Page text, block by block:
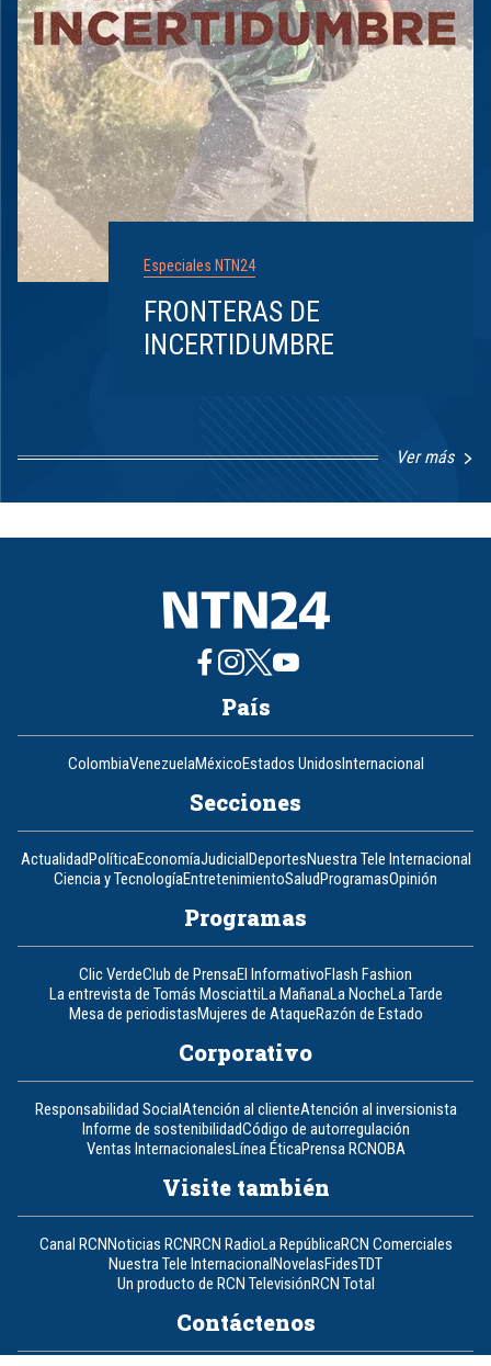
Especiales NTN24
FRONTERAS DE
INCERTIDUMBRE
Ver más
1
8
País
ColombiaVenezuelaMéxicoEstados UnidosInternacional
Secciones
ActualidadPolíticaEconomíaJudicialDeportesNuestra Tele Internacional
Ciencia y TecnologíaEntretenimientoSaludProgramasOpinión
Programas
Clic VerdeClub de PrensaEl InformativoFlash Fashion
La entrevista de Tomás MosciattiLa MañanaLa NocheLa Tarde
Mesa de periodistasMujeres de AtaqueRazón de Estado
Corporativo
Responsabilidad SocialAtención al clienteAtención al inversionista
Informe de sostenibilidadCódigo de autorregulación
Ventas InternacionalesLínea ÉticaPrensa RCNOBA
Visite también
Canal RCNNoticias RCNRCN RadioLa RepúblicaRCN Comerciales
Nuestra Tele InternacionalNovelasFidesTDT
Un producto de RCN TelevisiónRCN Total
Contáctenos